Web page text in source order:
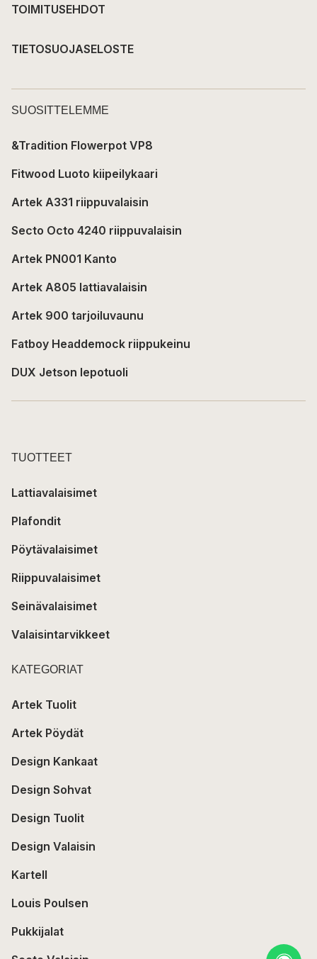
TOIMITUSEHDOT
TIETOSUOJASELOSTE
SUOSITTELEMME
&Tradition Flowerpot VP8
Fitwood Luoto kiipeilykaari
Artek A331 riippuvalaisin
Secto Octo 4240 riippuvalaisin
Artek PN001 Kanto
Artek A805 lattiavalaisin
Artek 900 tarjoiluvaunu
Fatboy Headdemock riippukeinu
DUX Jetson lepotuoli
TUOTTEET
Lattiavalaisimet
Plafondit
Pöytävalaisimet
Riippuvalaisimet
Seinävalaisimet
Valaisintarvikkeet
KATEGORIAT
Artek Tuolit
Artek Pöydät
Design Kankaat
Design Sohvat
Design Tuolit
Design Valaisin
Kartell
Louis Poulsen
Pukkijalat